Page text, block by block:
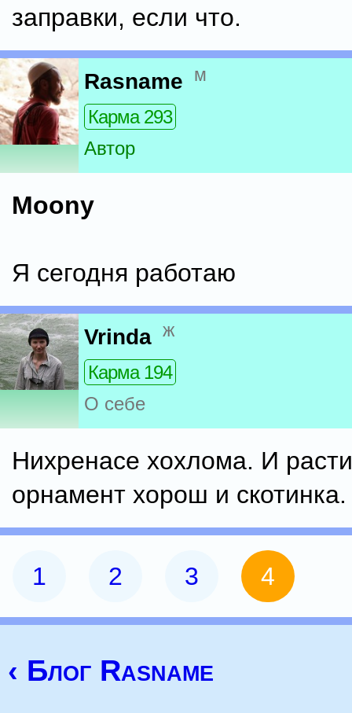
заправки, если что.
Rasname м
Карма 293
Автор
Moony
Я сегодня работаю
Vrinda ж
Карма 194
О себе
Нихренасе хохлома. И
орнамент хорош и скотинка.
1 2 3 4
‹ Блог Rasname